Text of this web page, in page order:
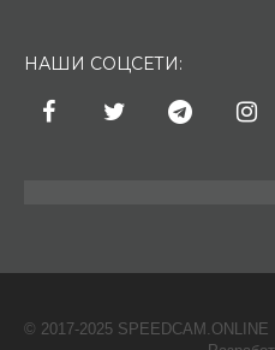
НАШИ СОЦСЕТИ:
© 2017-2025 SPEEDCAM.ONLINE